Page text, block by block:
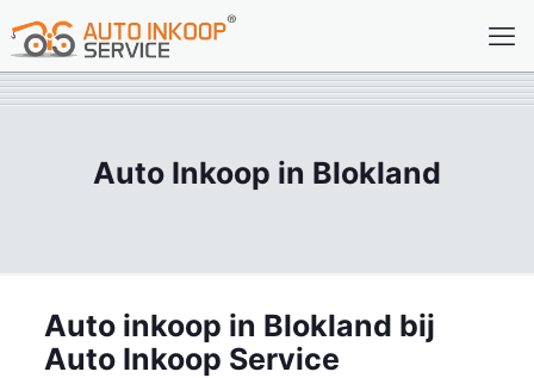
Auto Inkoop in Blokland
Auto inkoop in Blokland bij
Auto Inkoop Service